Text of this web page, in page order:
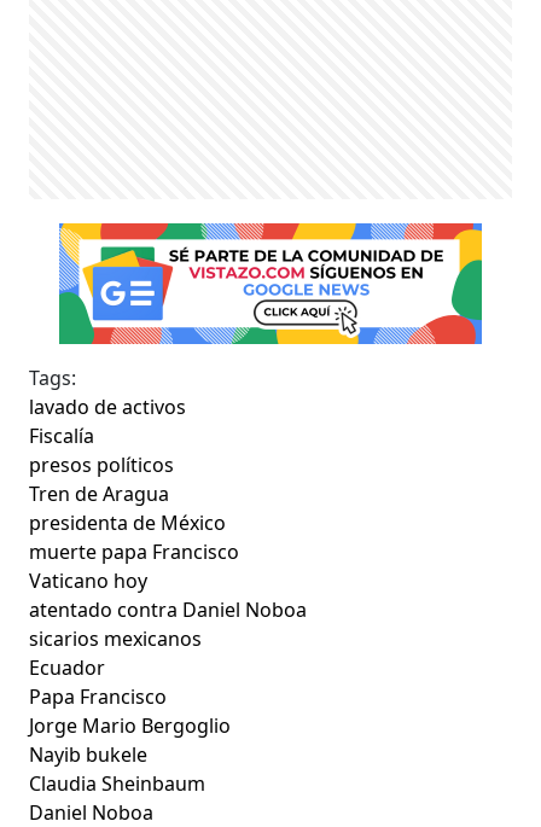
Tags:
lavado de activos
Fiscalía
presos políticos
Tren de Aragua
presidenta de México
muerte papa Francisco
Vaticano hoy
atentado contra Daniel Noboa
sicarios mexicanos
Ecuador
Papa Francisco
Jorge Mario Bergoglio
Nayib bukele
Claudia Sheinbaum
Daniel Noboa